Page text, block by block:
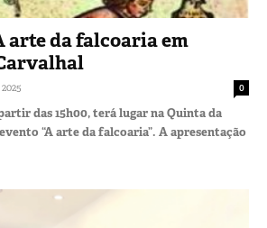
arte da falcoaria em
0
das 15h00, terá lugar na Quinta da
“A arte da falcoaria”. A apresentação